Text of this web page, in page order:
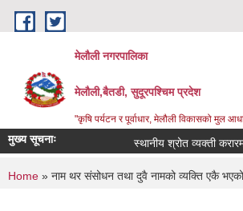
Skip to main content
मेलौली नगरपालिका
मेलौली,बैतडी, सुदूरपश्‍चिम प्रदेश
"कृषि पर्यटन र पूर्वाधार, मेलौली विकासको मुल
मुख्य सूचनाः स्थानीय श्रोत व्यक्ती करारमा
You are here
Home » नाम थर संसोधन तथा दुवै नामको व्यक्ति एकै